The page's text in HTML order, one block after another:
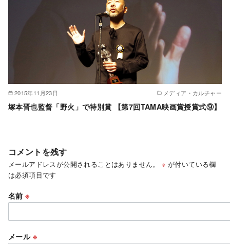
2015年11月23日 メディア・カルチャー
塚本晋也監督「野火」で特別賞 【第7回TAMA映画賞授賞式⑨】
コメントを残す
メールアドレスが公開されることはありません。 ※ が付いている欄
は必須項目です
名前※
メール ※